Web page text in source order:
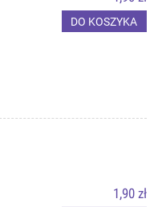
DO KOSZYKA
1,90 zł